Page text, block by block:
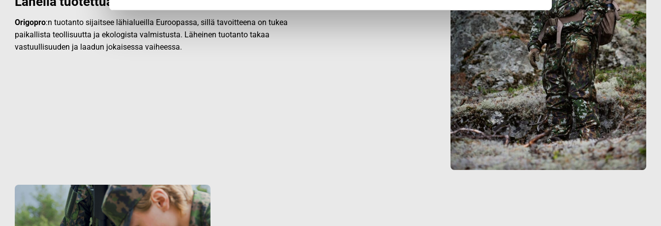
Origopro:n tuotanto sijaitsee lähialueilla Euroopassa, sillä tavoitteena on tukea
paikallista teollisuutta ja ekologista valmistusta. Läheinen tuotanto takaa
vastuullisuuden ja laadun jokaisessa vaiheessa.